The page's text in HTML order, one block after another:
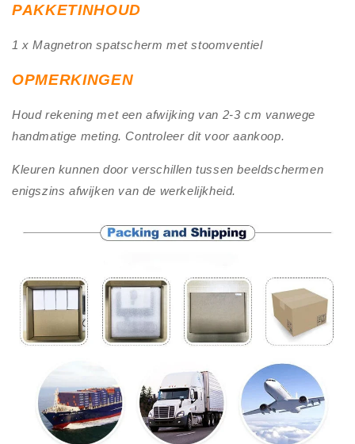
PAKKETINHOUD
1 x Magnetron spatscherm met stoomventiel
OPMERKINGEN
Houd rekening met een afwijking van 2-3 cm vanwege
handmatige meting. Controleer dit voor aankoop.
Kleuren kunnen door verschillen tussen beeldschermen
enigszins afwijken van de werkelijkheid.